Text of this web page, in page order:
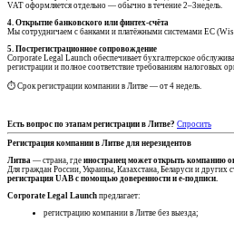
VAT оформляется отдельно — обычно в течение 2–3недель.
4. Открытие банковского или финтех-счёта
Мы сотрудничаем с банками и платёжными системами ЕС
5. Пострегистрационное сопровождение
Corporate Legal Launch обеспечивает бухгалтерское
регистрации и полное соответствие требованиям налоговых
⏱ Срок регистрации компании в Литве — от 4 недель.
Есть вопрос по этапам регистрации в Литве? Спросить
Регистрация компании в Литве для нерезидентов
Литва — страна, где иностранец может открыть компанию
Для граждан России, Украины, Казахстана, Беларуси и других
регистрация UAB с помощью доверенности и e-подписи.
Corporate Legal Launch предлагает:
регистрацию компании в Литве без выезда;